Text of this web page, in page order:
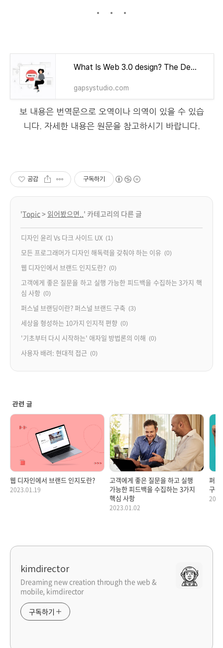
What Is Web 3.0 design? The Design of the Future Is Here
gapsystudio.com
보 내용은 번역문으로 오역이나 의역이 있을 수 있습
니다. 자세한 내용은 원문을 참고하시기 바랍니다.
공감 구독하기
'Topic> 읽어봤으면.. ' 카테고리의 다른 글
디자인 윤리 Vs 다크 사이드 UX (1)
모든 프로그래머가 디자인 해독력을 갖춰야 하는 이유 (0)
웹 디자인에서 브랜드 인지도란? (0)
고객에게 좋은 질문을 하고 실행 가능한 피드백을 수집하는 3가지 핵
심 사항 (0)
퍼스널 브랜딩이란? 퍼스널 브랜드 구축 (3)
세상을 형성하는 10가지 인지적 편향 (0)
'기초부터 다시 시작하는' 애자일 방법론의 이해 (0)
사용자 배려: 현대적 접근 (0)
관련 글
웹 디자인에서 브랜드 인지도란?
2023.01.19
고객에게 좋은 질문을 하고 실행
가능한 피드백을 수집하는 3가지
핵심 사항
2023.01.02
퍼스
구축
kimdirector
Dreaming new creation through the web &
mobile, kimdirector
구독하기